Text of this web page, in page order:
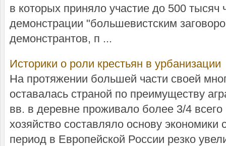
в которых приняло участие до 500
демонстрации "большевистским
демонстрантов, п ...
Историки о роли крестьян в урбанизации
На протяжении большей части своей
оставалась страной по преимуществу
вв. в деревне проживало более 3/4 всего
хозяйство составляло основу
период в Европейской России резко